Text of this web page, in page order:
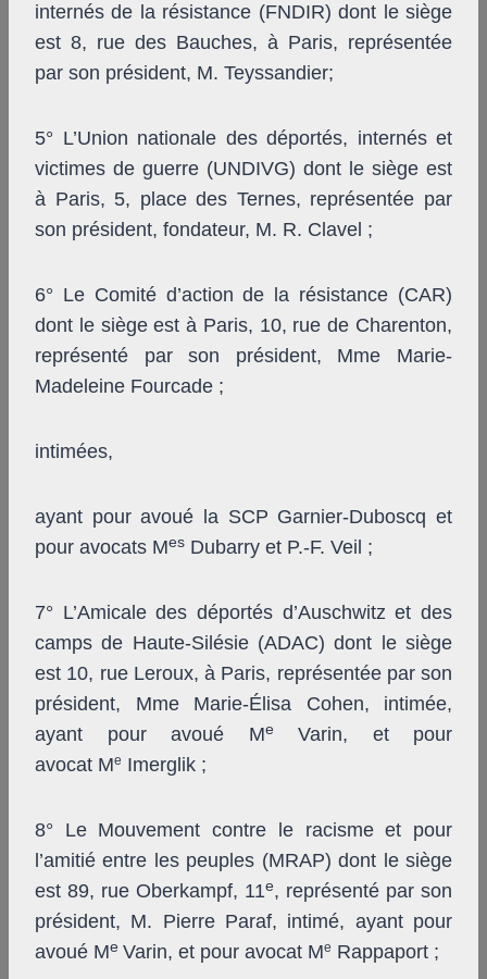
internés de la résistance (FNDIR) dont le siège
est 8, rue des Bauches, à Paris, représentée
par son président, M. Teyssandier;
5° L’Union nationale des déportés, internés et
victimes de guerre (UNDIVG) dont le siège est
à Paris, 5, place des Ternes, représentée par
son président, fondateur, M. R. Clavel ;
6° Le Comité d’action de la résistance (CAR)
dont le siège est à Paris, 10, rue de Charenton,
représenté par son président, Mme Marie-
Madeleine Fourcade ;
intimées,
ayant pour avoué la SCP Garnier-Duboscq et
pour avocats Mes Dubarry et P.-F. Veil ;
7° L’Amicale des déportés d’Auschwitz et des
camps de Haute-Silésie (ADAC) dont le siège
est 10, rue Leroux, à Paris, représentée par son
président, Mme Marie-Élisa Cohen, intimée,
ayant pour avoué MeVarin, et pour
avocat Me Imerglik ;
8° Le Mouvement contre le racisme et pour
l’amitié entre les peuples (MRAP) dont le siège
est 89, rue Oberkampf, 11e, représenté par son
président, M. Pierre Paraf, intimé, ayant pour
avoué Me Varin, et pour avocat Me Rappaport ;